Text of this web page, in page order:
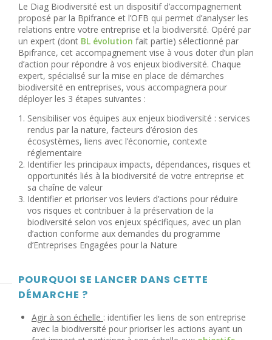
Le Diag Biodiversité est un dispositif d’accompagnement
proposé par la Bpifrance et l’OFB qui permet d’analyser les
relations entre votre entreprise et la biodiversité. Opéré par
un expert (dont BL évolution fait partie) sélectionné par
Bpifrance, cet accompagnement vise à vous doter d’un plan
d’action pour répondre à vos enjeux biodiversité. Chaque
expert, spécialisé sur la mise en place de démarches
biodiversité en entreprises, vous accompagnera pour
déployer les 3 étapes suivantes :
Sensibiliser vos équipes aux enjeux biodiversité : services
rendus par la nature, facteurs d’érosion des
écosystèmes, liens avec l’économie, contexte
réglementaire
Identifier les principaux impacts, dépendances, risques et
opportunités liés à la biodiversité de votre entreprise et
sa chaîne de valeur
Identifier et prioriser vos leviers d’actions pour réduire
vos risques et contribuer à la préservation de la
biodiversité selon vos enjeux spécifiques, avec un plan
d’action conforme aux demandes du programme
d’Entreprises Engagées pour la Nature
POURQUOI SE LANCER DANS CETTE
DÉMARCHE ?
Agir à son échelle : identifier les liens de son entreprise
avec la biodiversité pour prioriser les actions ayant un